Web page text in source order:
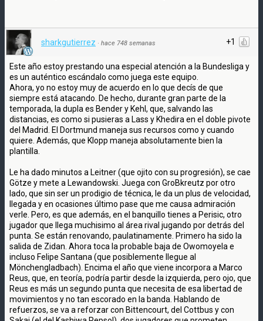
+1
sharkgutierrez · hace 748 semanas
Este año estoy prestando una especial atención a la Bundesliga y
es un auténtico escándalo como juega este equipo.
Ahora, yo no estoy muy de acuerdo en lo que decís de que
siempre está atacando. De hecho, durante gran parte de la
temporada, la dupla es Bender y Kehl, que, salvando las
distancias, es como si pusieras a Lass y Khedira en el doble pivote
del Madrid. El Dortmund maneja sus recursos como y cuando
quiere. Además, que Klopp maneja absolutamente bien la
plantilla.
Le ha dado minutos a Leitner (que ojito con su progresión), se cae
Götze y mete a Lewandowski. Juega con GroBkreutz por otro
lado, que sin ser un prodigio de técnica, le da un plus de velocidad,
llegada y en ocasiones último pase que me causa admiración
verle. Pero, es que además, en el banquillo tienes a Perisic, otro
jugador que llega muchisimo al área rival jugando por detrás del
punta. Se están renovando, paulatinamente. Primero ha sido la
salida de Zidan. Ahora toca la probable baja de Owomoyela e
incluso Felipe Santana (que posiblemente llegue al
Mönchengladbach). Encima el año que viene incorpora a Marco
Reus, que, en teoría, podría partir desde la izquierda, pero ojo, que
Reus es más un segundo punta que necesita de esa libertad de
movimientos y no tan escorado en la banda. Hablando de
refuerzos, se va a reforzar con Bittencourt, del Cottbus y con